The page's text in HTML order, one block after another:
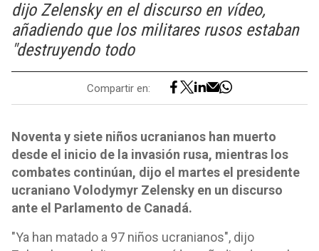
dijo Zelensky en el discurso en vídeo,
añadiendo que los militares rusos estaban
"destruyendo todo
Compartir en:
Noventa y siete niños ucranianos han muerto
desde el inicio de la invasión rusa, mientras los
combates continúan, dijo el martes el presidente
ucraniano Volodymyr Zelensky en un discurso
ante el Parlamento de Canadá.
"Ya han matado a 97 niños ucranianos", dijo